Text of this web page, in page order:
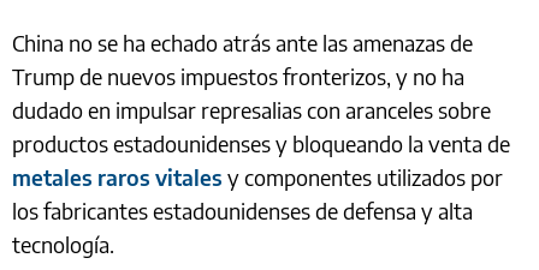
China no se ha echado atrás ante las amenazas de
Trump de nuevos impuestos fronterizos, y no ha
dudado en impulsar represalias con aranceles sobre
productos estadounidenses y bloqueando la venta de
metales raros vitales y componentes utilizados por
los fabricantes estadounidenses de defensa y alta
tecnología.